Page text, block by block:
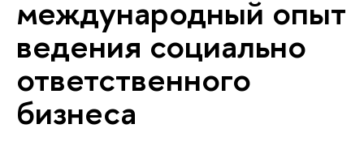
международный опыт
ведения социально
ответственного
бизнеса